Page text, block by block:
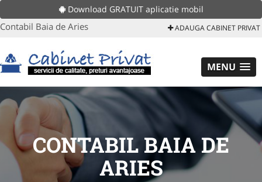
Download GRATUIT aplicatie mobil
Contabil Baia de Aries ADAUGA CABINET PRIVAT
MENU
CONTABIL BAIA DE
ARIES